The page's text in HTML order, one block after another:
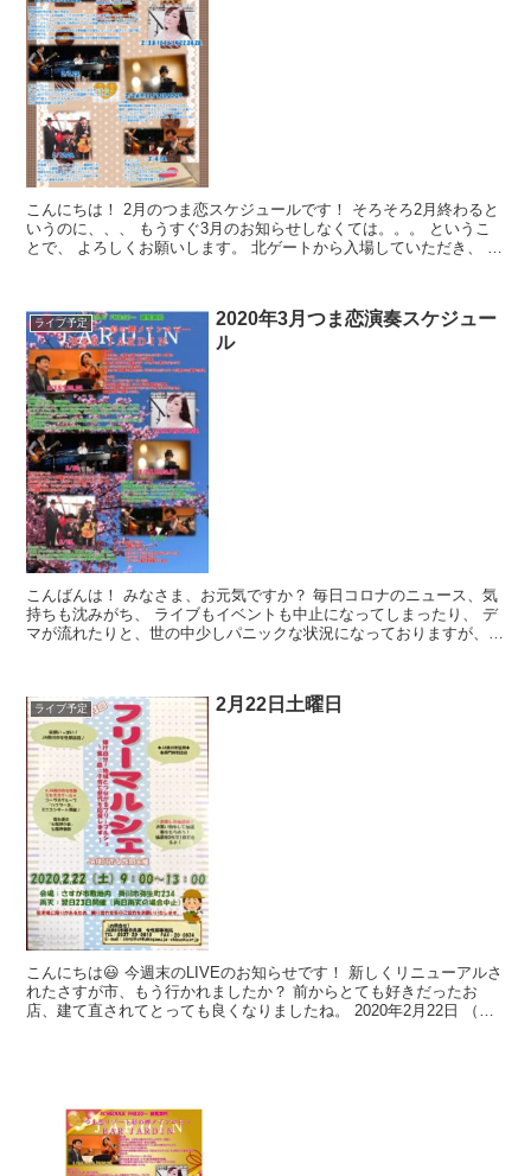
こんにちは！ 2月のつま恋スケジュールです！ そろそろ2月終わると
いうのに、、、 もうすぐ3月のお知らせしなくては。。。 というこ
とで、 よろしくお願いします。 北ゲートから入場していただき、 ジ
ライブ予定
2020年3月つま恋演奏スケジュー
ル
こんばんは！ みなさま、お元気ですか？ 毎日コロナのニュース、気
持ちも沈みがち、 ライブもイベントも中止になってしまったり、 デ
マが流れたりと、世の中少しパニックな状況になっておりますが、 3
ライブ予定 2月22日土曜日
こんにちは😃 今週末のLIVEのお知らせです！ 新しくリニューアルさ
れたさすが市、もう行かれましたか？ 前からとても好きだったお
店、建て直されてとっても良くなりましたね。 2020年2月22日 （令